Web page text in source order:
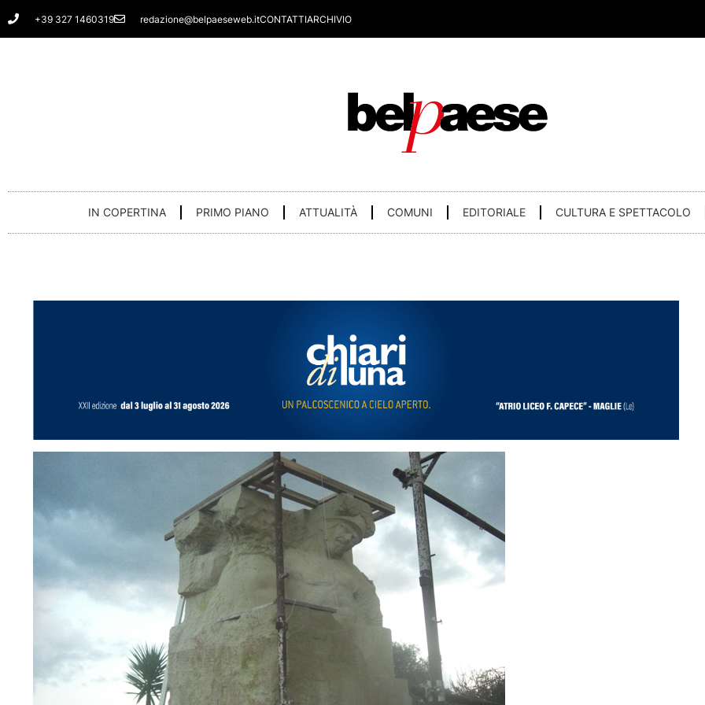
Vai
al
+39 327 1460319 redazione@belpaeseweb.itCONTATTIARCHIVIO
IN COPERTINA PRIMO PIANO ATTUALITÀ COMUNI EDITORIALE CULTURA E SPETTACOLO